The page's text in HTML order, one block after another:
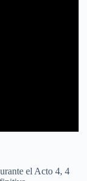
el Acto 4, 4